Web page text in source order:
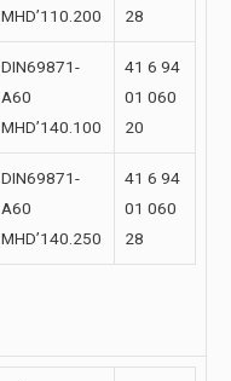
MHD’110.200
28
DIN69871-
A60
MHD’140.100
41 6 94
01 060
20
DIN69871-
A60
MHD’140.250
41 6 94
01 060
28